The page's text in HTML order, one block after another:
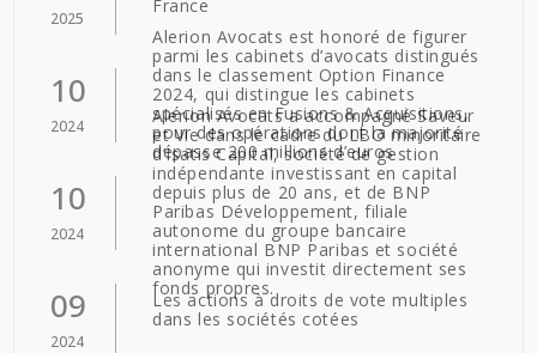
2025
France
10
2024
Alerion Avocats est honoré de figurer
parmi les cabinets d’avocats distingués
dans le classement Option Finance
2024, qui distingue les cabinets
spécialisés en Fusions & Acquisitions,
pour des opérations dont la majorité
dépasse 200 millions d’euros
10
2024
Alerion Avocats a accompagné Saveur
et Vie dans le cadre du LBO minoritaire
d’Isatis Capital, société de gestion
indépendante investissant en capital
depuis plus de 20 ans, et de BNP
Paribas Développement, filiale
autonome du groupe bancaire
international BNP Paribas et société
anonyme qui investit directement ses
fonds propres.
09
2024
Les actions à droits de vote multiples
dans les sociétés cotées